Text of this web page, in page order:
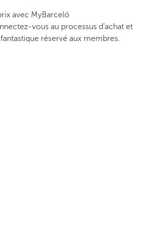
avec MyBarceló
vous au processus d’achat et
réservé aux membres.